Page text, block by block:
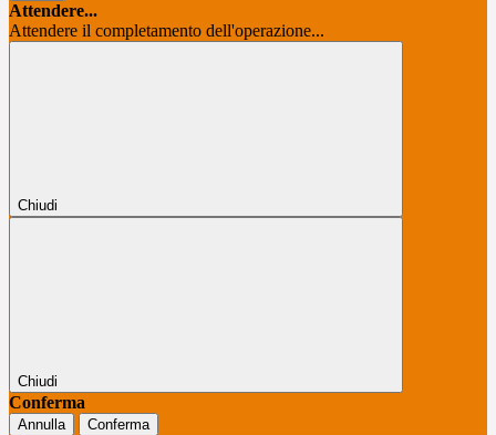
Attendere...
Attendere il completamento dell'operazione...
Chiudi
Chiudi
Conferma
Annulla Conferma